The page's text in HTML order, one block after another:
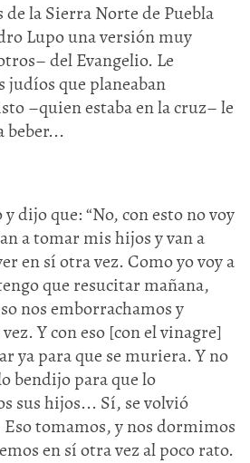
de la Sierra Norte de Puebla
Lupo una versión muy
del Evangelio. Le
judíos que planeaban
–quien estaba en la cruz– le
beber...
dijo que: “No, con esto no voy
a tomar mis hijos y van a
en sí otra vez. Como yo voy a
que resucitar mañana,
nos emborrachamos y
Y con eso [con el vinagre]
ya para que se muriera. Y no
bendijo para que lo
sus hijos... Sí, se volvió
Eso tomamos, y nos dormimos
en sí otra vez al poco rato.